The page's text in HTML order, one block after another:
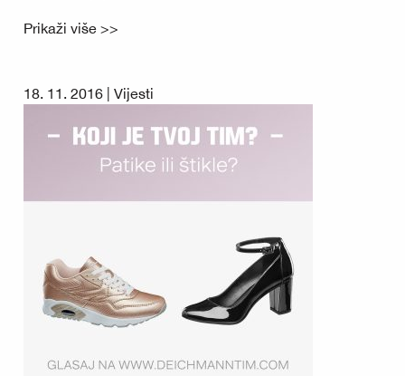
Prikaži više >>
18. 11. 2016 | Vijesti